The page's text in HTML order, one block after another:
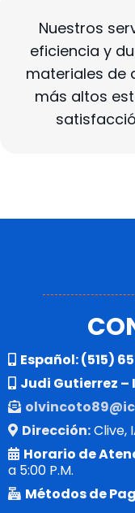
Nuestros
eficiencia y
materiales de
más altos
Español:(515)
Judi Gutierrez –
Dirección:Clive,
Horario de
a 5:00 P.M.
Métodos de